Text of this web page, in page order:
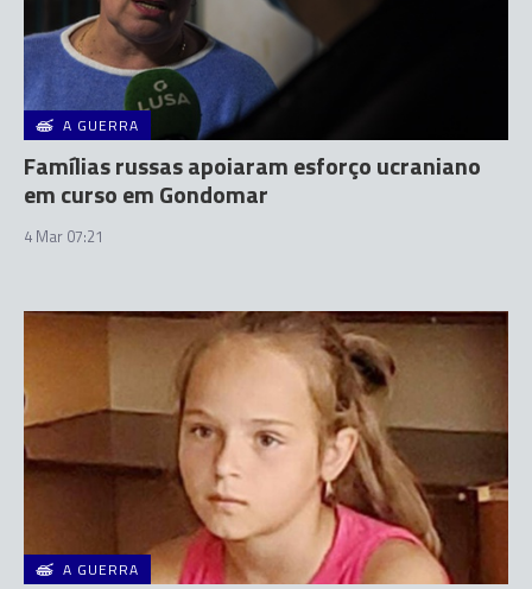
A GUERRA
Famílias russas apoiaram esforço ucraniano
em curso em Gondomar
4 Mar 07:21
A GUERRA